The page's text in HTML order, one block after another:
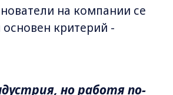
на компании се
критерий -
но работя по-